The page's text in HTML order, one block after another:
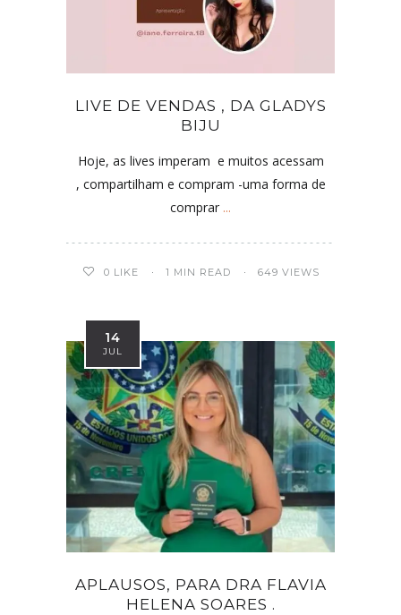
LIVE DE VENDAS , DA GLADYS
BIJU
Hoje, as lives imperam e muitos acessam
, compartilham e compram -uma forma de
comprar ...
0 LIKE 1 MIN READ 649 VIEWS
14
JUL
APLAUSOS, PARA DRA FLAVIA
HELENA SOARES .